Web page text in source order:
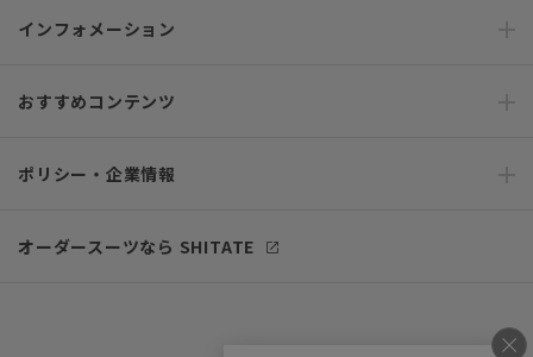
インフォメーション
おすすめコンテンツ
ポリシー・企業情報
オーダースーツなら SHITATE